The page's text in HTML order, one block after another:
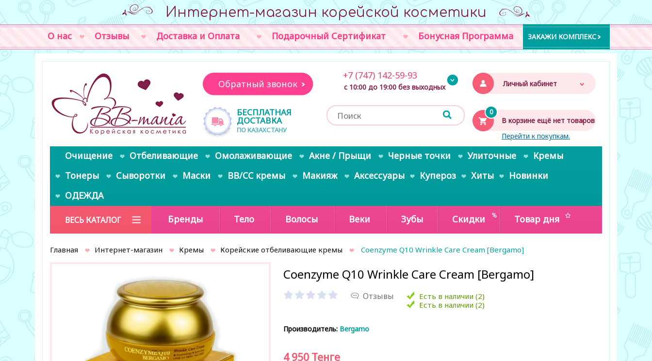
Интернет-магазин корейской косметики
О нас Отзывы Доставка и Оплата Подарочный Сертификат Бонусная Программа ЗАКАЖИ КОМПЛЕКС
Личный кабинет
0
В корзине ещё нет товаров
Перейти к покупкам.
Обратный звонок
БЕСПЛАТНАЯ
ДОСТАВКА
ПО КАЗАХСТАНУ
+7 (747) 142-59-93
с 10:00 до 19:00 без выходных
Очищение Отбеливающие Омолаживающие Акне / Прыщи Черные точки Улиточные
Кремы
Тонеры
Сыворотки Маски BB/CC кремы Макияж Аксессуары Купероз Хиты
Новинки
ОДЕЖДА
ВЕСЬ КАТАЛОГ Бренды Тело Волосы Веки Зубы Скидки Товар дня
Главная Интернет-магазин Кремы Корейские отбеливающие кремы Coenzyme Q10 Wrinkle Care Cream [Bergamo]
Coenzyme Q10 Wrinkle Care Cream [Bergamo]
Отзывы
Есть в наличии (2)
Есть в наличии (2)
Производитель: Bergamo
4 950 Тенге